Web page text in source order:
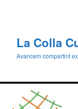
La Colla
Avancem compartint